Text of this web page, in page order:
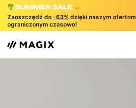
Zaoszczędź do -63% dzięki naszym ofertom
ograniczonym czasowo!